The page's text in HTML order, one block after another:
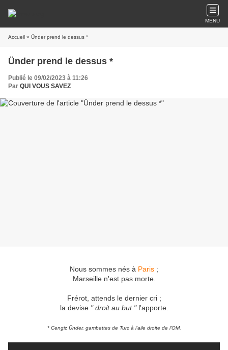
MENU
Accueil » Ünder prend le dessus *
Ünder prend le dessus *
Publié le 09/02/2023 à 11:26
Par QUI VOUS SAVEZ
Nous sommes nés à Paris ;
Marseille n'est pas morte.
Frérot, attends le dernier cri ;
la devise " droit au but " l'apporte.
* Cengiz Ünder, gambettes de Turc à l'aile droite de l'OM.